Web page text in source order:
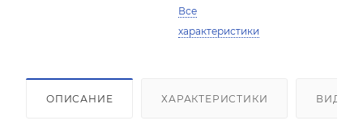
Все
характеристики
ОПИСАНИЕ ХАРАКТЕРИСТИКИ ВИДЕО